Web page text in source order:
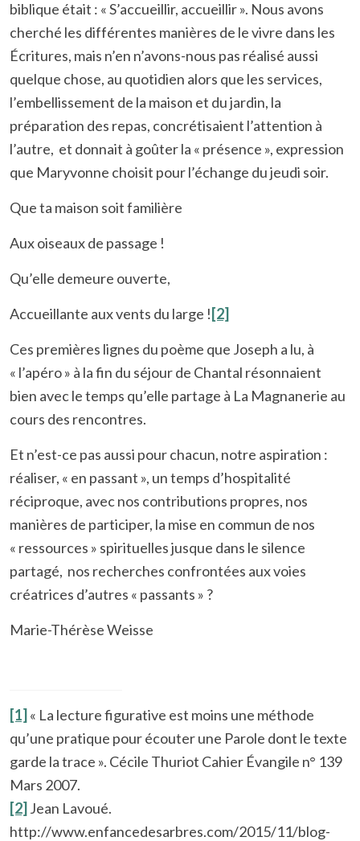
biblique était : « S’accueillir, accueillir ». Nous avons
cherché les différentes manières de le vivre dans les
Écritures, mais n’en n’avons-nous pas réalisé aussi
quelque chose, au quotidien alors que les services,
l’embellissement de la maison et du jardin, la
préparation des repas, concrétisaient l’attention à
l’autre, et donnait à goûter la « présence », expression
que Maryvonne choisit pour l’échange du jeudi soir.
Que ta maison soit familière
Aux oiseaux de passage !
Qu’elle demeure ouverte,
Accueillante aux vents du large ! [2]
Ces premières lignes du poème que Joseph a lu, à
« l’apéro » à la fin du séjour de Chantal résonnaient
bien avec le temps qu’elle partage à La Magnanerie au
cours des rencontres.
Et n’est-ce pas aussi pour chacun, notre aspiration :
réaliser, « en passant », un temps d’hospitalité
réciproque, avec nos contributions propres, nos
manières de participer, la mise en commun de nos
« ressources » spirituelles jusque dans le silence
partagé, nos recherches confrontées aux voies
créatrices d’autres « passants » ?
Marie-Thérèse Weisse
[1] « La lecture figurative est moins une méthode
qu’une pratique pour écouter une Parole dont le texte
garde la trace ». Cécile Thuriot Cahier Évangile n° 139
Mars 2007.
[2] Jean Lavoué.
http://www.enfancedesarbres.com/2015/11/blog-